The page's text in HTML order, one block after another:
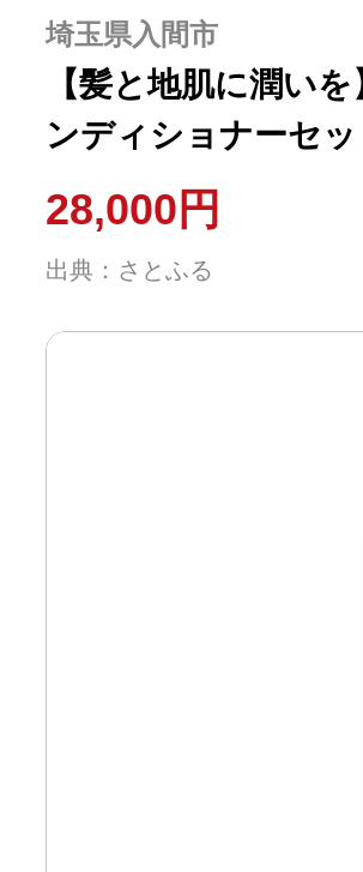
埼玉県入間市
【髪と地肌に潤い
ンディショナーセ
28,000円
出典：さとふる